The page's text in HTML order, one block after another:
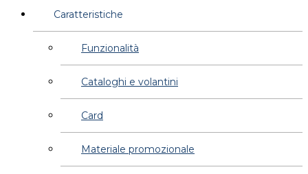
Caratteristiche
Funzionalità
Cataloghi e volantini
Card
Materiale promozionale